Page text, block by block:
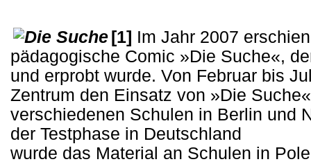
[1] Im Jahr 2007
pädagogische Comic »Die Suche«,
und erprobt wurde. Von Februar bis
Zentrum den Einsatz von »Die
verschiedenen Schulen in Berlin und
der Testphase in Deutschland
wurde das Material an Schulen in